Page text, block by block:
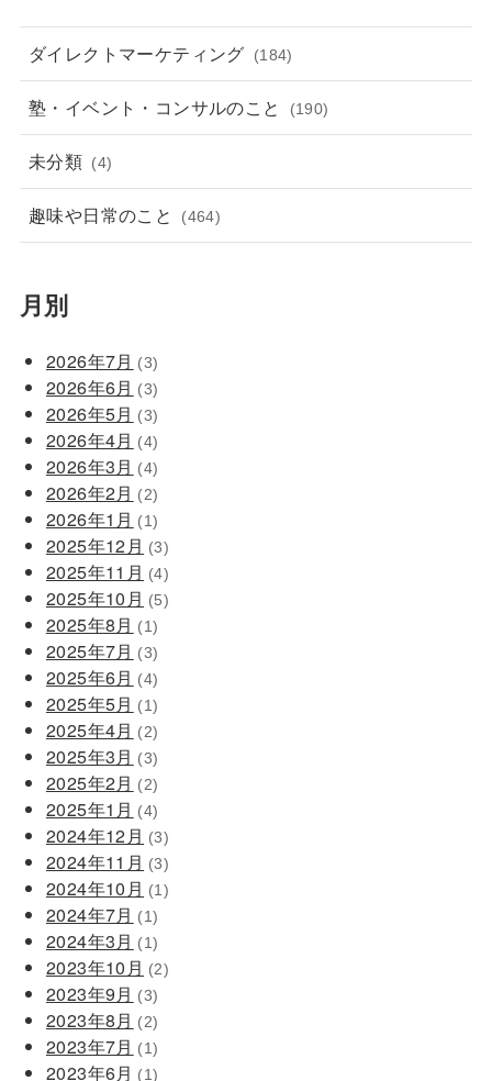
ダイレクトマーケティング (184)
塾・イベント・コンサルのこと (190)
未分類 (4)
趣味や日常のこと (464)
月別
2026年7月 (3)
2026年6月 (3)
2026年5月 (3)
2026年4月 (4)
2026年3月 (4)
2026年2月 (2)
2026年1月 (1)
2025年12月 (3)
2025年11月 (4)
2025年10月 (5)
2025年8月 (1)
2025年7月 (3)
2025年6月 (4)
2025年5月 (1)
2025年4月 (2)
2025年3月 (3)
2025年2月 (2)
2025年1月 (4)
2024年12月 (3)
2024年11月 (3)
2024年10月 (1)
2024年7月 (1)
2024年3月 (1)
2023年10月 (2)
2023年9月 (3)
2023年8月 (2)
2023年7月 (1)
2023年6月 (1)